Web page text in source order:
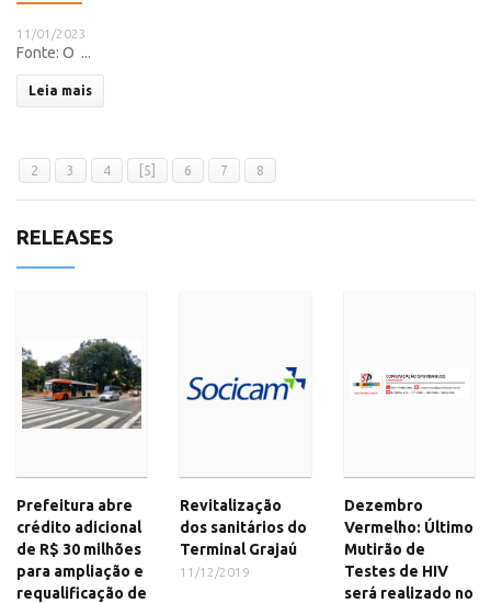
11/01/2023
Fonte: O ...
Leia mais
2 3 4 [5] 6 7 8
RELEASES
Prefeitura abre
crédito adicional
de R$ 30 milhões
para ampliação e
requalificação de
Revitalização
dos sanitários do
Terminal Grajaú
11/12/2019
Dezembro
Vermelho: Último
Mutirão de
Testes de HIV
será realizado no